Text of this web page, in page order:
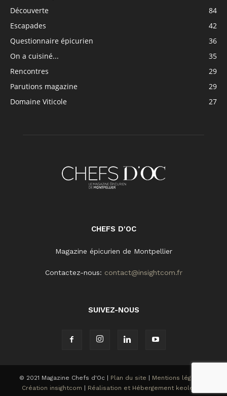
Découverte
84
Escapades
42
Questionnaire épicurien
36
On a cuisiné...
35
Rencontres
29
Parutions magazine
29
Domaine Viticole
27
CHEFS D'OC
Magazine épicurien de Montpellier
Contactez-nous: contact@insightcom.fr
SUIVEZ-NOUS
© 2021 Magazine Chefs d'Oc | Plan du site Mentions légales
Création insightcom
Réalisation et Hébergement keole.net